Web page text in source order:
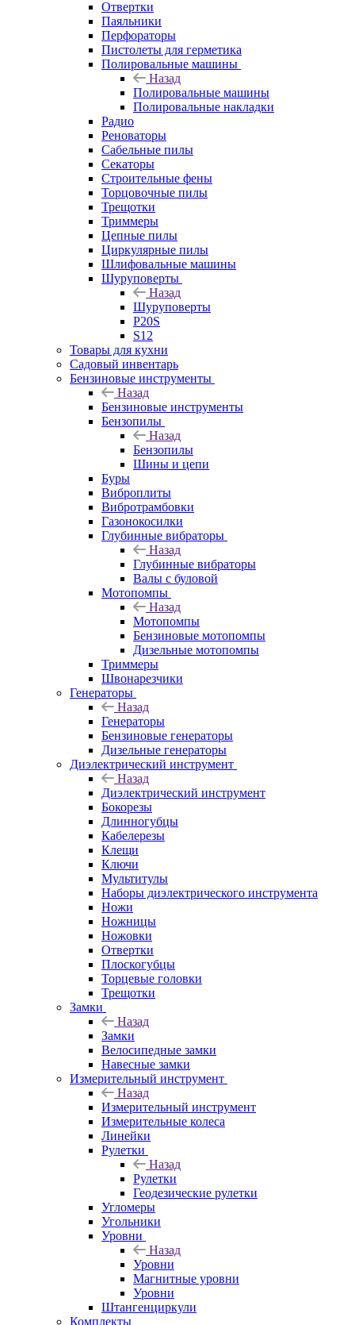
Отвертки
Паяльники
Перфораторы
Пистолеты для герметика
Полировальные машины
Назад
Полировальные машины
Полировальные накладки
Радио
Реноваторы
Сабельные пилы
Секаторы
Строительные фены
Торцовочные пилы
Трещотки
Триммеры
Цепные пилы
Циркулярные пилы
Шлифовальные машины
Шуруповерты
Назад
Шуруповерты
P20S
S12
Товары для кухни
Садовый инвентарь
Бензиновые инструменты
Назад
Бензиновые инструменты
Бензопилы
Назад
Бензопилы
Шины и цепи
Буры
Виброплиты
Вибротрамбовки
Газонокосилки
Глубинные вибраторы
Назад
Глубинные вибраторы
Валы с буловой
Мотопомпы
Назад
Мотопомпы
Бензиновые мотопомпы
Дизельные мотопомпы
Триммеры
Швонарезчики
Генераторы
Назад
Генераторы
Бензиновые генераторы
Дизельные генераторы
Диэлектрический инструмент
Назад
Диэлектрический инструмент
Бокорезы
Длинногубцы
Кабелерезы
Клещи
Ключи
Мультитулы
Наборы диэлектрического инструмента
Ножи
Ножницы
Ножовки
Отвертки
Плоскогубцы
Торцевые головки
Трещотки
Замки
Назад
Замки
Велосипедные замки
Навесные замки
Измерительный инструмент
Назад
Измерительный инструмент
Измерительные колеса
Линейки
Рулетки
Назад
Рулетки
Геодезические рулетки
Угломеры
Угольники
Уровни
Назад
Уровни
Магнитные уровни
Уровни
Штангенциркули
Комплекты